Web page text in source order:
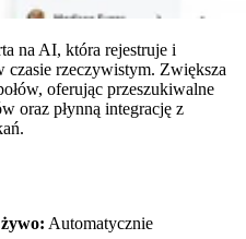
na AI, która rejestruje i
czasie rzeczywistym. Zwiększa
oferując przeszukiwalne
oraz płynną integrację z
Automatycznie